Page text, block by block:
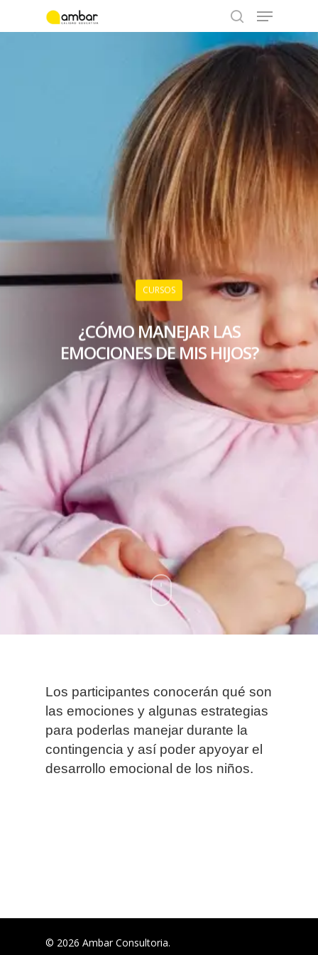
Hit enter to search or ESC to close
CURSOS
¿CÓMO MANEJAR LAS
EMOCIONES DE MIS HIJOS?
Los participantes conocerán qué son
las emociones y algunas estrategias
para poderlas manejar durante la
contingencia y así poder apyoyar el
desarrollo emocional de los niños.
© 2026 Ambar Consultoria.
Inicio
Nosotros
Consultores
Servicios
Cursos
Contacto